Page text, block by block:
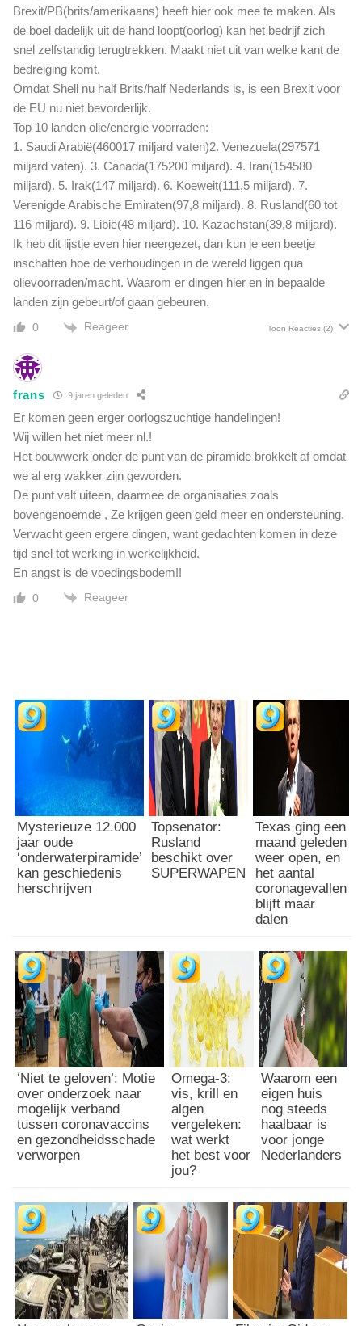
Brexit/PB(brits/amerikaans) heeft hier ook mee te maken. Als
de boel dadelijk uit de hand loopt(oorlog) kan het bedrijf zich
snel zelfstandig terugtrekken. Maakt niet uit van welke kant de
bedreiging komt.
Omdat Shell nu half Brits/half Nederlands is, is een Brexit voor
de EU nu niet bevorderlijk.
Top 10 landen olie/energie voorraden:
1. Saudi Arabië(460017 miljard vaten)2. Venezuela(297571
miljard vaten). 3. Canada(175200 miljard). 4. Iran(154580
miljard). 5. Irak(147 miljard). 6. Koeweit(111,5 miljard). 7.
Verenigde Arabische Emiraten(97,8 miljard). 8. Rusland(60 tot
116 miljard). 9. Libië(48 miljard). 10. Kazachstan(39,8 miljard).
Ik heb dit lijstje even hier neergezet, dan kun je een beetje
inschatten hoe de verhoudingen in de wereld liggen qua
olievoorraden/macht. Waarom er dingen hier en in bepaalde
landen zijn gebeurt/of gaan gebeuren.
0 Reageer Toon Reacties (2)
frans 9 jaren geleden
Er komen geen erger oorlogszuchtige handelingen!
Wij willen het niet meer nl.!
Het bouwwerk onder de punt van de piramide brokkelt af omdat
we al erg wakker zijn geworden.
De punt valt uiteen, daarmee de organisaties zoals
bovengenoemde , Ze krijgen geen geld meer en ondersteuning.
Verwacht geen ergere dingen, want gedachten komen in deze
tijd snel tot werking in werkelijkheid.
En angst is de voedingsbodem!!
0 Reageer
Mysterieuze 12.000
jaar oude
‘onderwaterpiramide’
kan geschiedenis
herschrijven
Topsenator:
Rusland
beschikt over
SUPERWAPEN
Texas ging een
maand geleden
weer open, en
het aantal
coronagevallen
blijft maar
dalen
‘Niet te geloven’: Motie
over onderzoek naar
mogelijk verband
tussen coronavaccins
en gezondheidsschade
verworpen
Omega-3:
vis, krill en
algen
vergeleken:
wat werkt
het best voor
jou?
Waarom een
eigen huis
nog steeds
haalbaar is
voor jonge
Nederlanders